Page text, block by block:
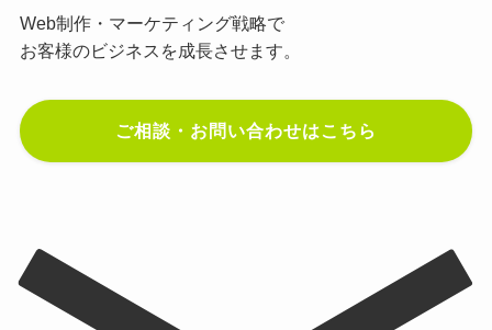
Web制作・マーケティング戦略で
お客様のビジネスを成長させます。
ご相談・お問い合わせはこちら